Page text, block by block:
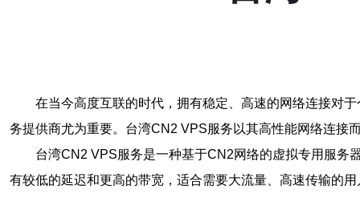
在当今高度互联的时代，拥有稳定、高速的网络连接对
务提供商尤为重要。台湾CN2 VPS服务以其高性能网络连接
台湾CN2 VPS服务是一种基于CN2网络的虚拟专用服务
有较低的延迟和更高的带宽，适合需要大流量、高速传输的用